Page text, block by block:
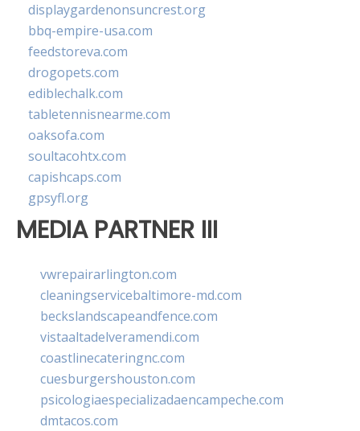
displaygardenonsuncrest.org
bbq-empire-usa.com
feedstoreva.com
drogopets.com
ediblechalk.com
tabletennisnearme.com
oaksofa.com
soultacohtx.com
capishcaps.com
gpsyfl.org
MEDIA PARTNER III
vwrepairarlington.com
cleaningservicebaltimore-md.com
beckslandscapeandfence.com
vistaaltadelveramendi.com
coastlinecateringnc.com
cuesburgershouston.com
psicologiaespecializadaencampeche.com
dmtacos.com